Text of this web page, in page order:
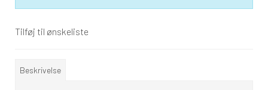
Tilføj til ønskeliste
Beskrivelse